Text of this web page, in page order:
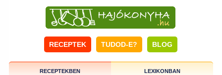
RECEPTEK TUDOD-E? BLOG
RECEPTEKBEN LEXIKONBAN